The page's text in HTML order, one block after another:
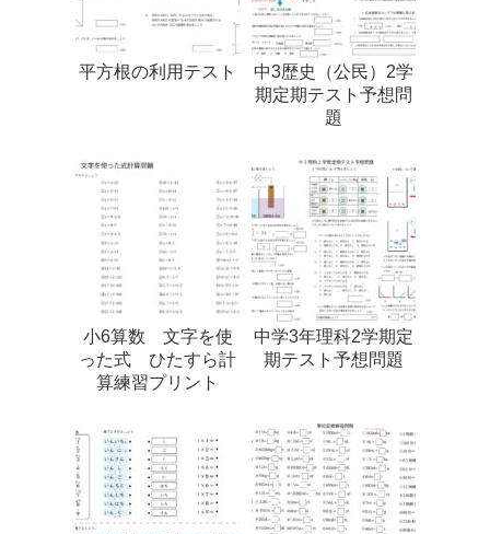
平方根の利用テスト
中3歴史（公民）2学
期定期テスト予想問
題
小6算数 文字を使
った式 ひたすら計
算練習プリント
中学3年理科2学期定
期テスト予想問題